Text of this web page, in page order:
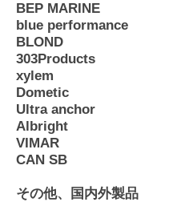
BEP MARINE
blue performance
BLOND
303Products
xylem
Dometic
Ultra anchor
Albright
VIMAR
CAN SB
その他、国内外製品